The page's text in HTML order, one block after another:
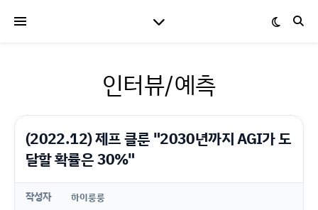
인터뷰/예측
(2022.12) 제프 클룬 "2030년까지 AGI가 도
달할 확률은 30%"
작성자 하이룽룽